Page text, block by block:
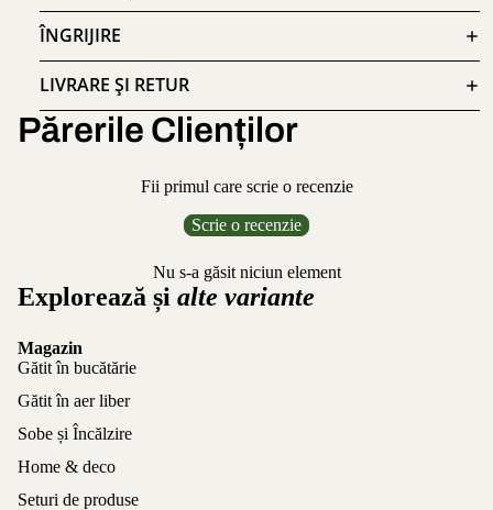
ÎNGRIJIRE
LIVRARE ȘI RETUR
Părerile Clienților
Fii primul care scrie o recenzie
Scrie o recenzie
Nu s-a găsit niciun element
Explorează și alte variante
Magazin
Gătit în bucătărie
Gătit în aer liber
Sobe și Încălzire
Home & deco
Seturi de produse